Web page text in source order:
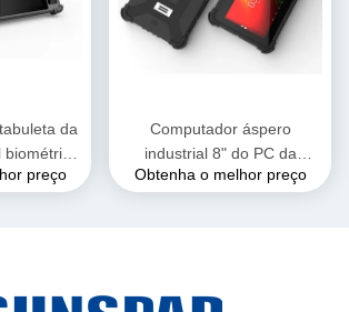
da
com o PC
preço
Computador áspero
industrial 8" do PC da
tabuleta do núcleo 4GB
Obtenha o melhor preço